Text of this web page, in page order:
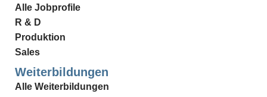
Alle Jobprofile
R & D
Produktion
Sales
Weiterbildungen
Alle Weiterbildungen